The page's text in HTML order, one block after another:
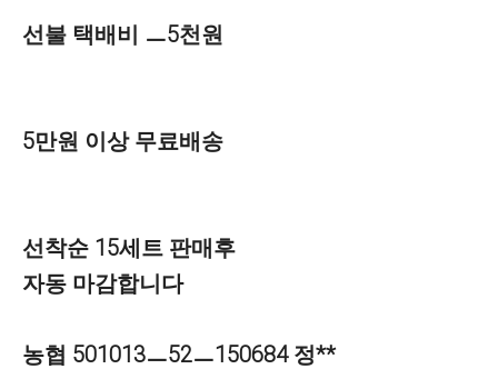
선불 택배비 ㅡ5천원
5만원 이상 무료배송
선착순 15세트 판매후
자동 마감합니다
농협 501013ㅡ52ㅡ150684 정**